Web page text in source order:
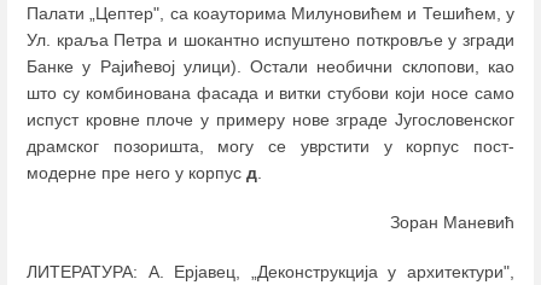
Палати „Цептер", са коауторима Милуновићем и Тешићем, у
Ул. краља Петра и шокантно испуштено поткровље у згради
Банке у Рајићевој улици). Остали необични склопови, као
што су комбинована фасада и витки стубови који носе само
испуст кровне плоче у примеру нове зграде Југословенског
драмског позоришта, могу се уврстити у корпус пост-
модерне пре него у корпус д
Зоран Маневић
ЛИTЕРАТУРА: А. Ерјавец, „Деконструкција у архитектури",